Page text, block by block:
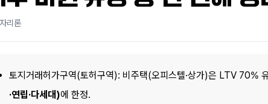
전세대출
신용대출
비주거부동산대출
리론
토지거래허가구역(토허구역): 비주택(오피스텔·상가)은 LTV 70%
·연립·다세대)에 한정.